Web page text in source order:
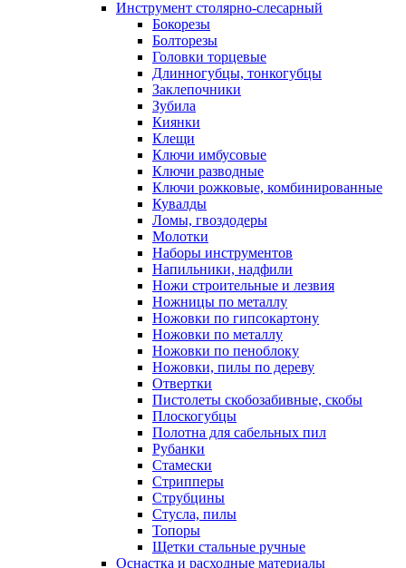
Инструмент столярно-слесарный
Бокорезы
Болторезы
Головки торцевые
Длинногубцы, тонкогубцы
Заклепочники
Зубила
Киянки
Клещи
Ключи имбусовые
Ключи разводные
Ключи рожковые, комбинированные
Кувалды
Ломы, гвоздодеры
Молотки
Наборы инструментов
Напильники, надфили
Ножи строительные и лезвия
Ножницы по металлу
Ножовки по гипсокартону
Ножовки по металлу
Ножовки по пеноблоку
Ножовки, пилы по дереву
Отвертки
Пистолеты скобозабивные, скобы
Плоскогубцы
Полотна для сабельных пил
Рубанки
Стамески
Стрипперы
Струбцины
Стусла, пилы
Топоры
Щетки стальные ручные
Оснастка и расходные материалы